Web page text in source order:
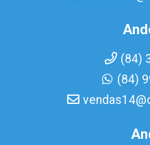
(84)
(84)